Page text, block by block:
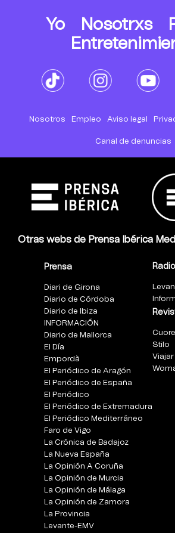
Yo Nosotrxs
Nosotros Empleo Aviso legal
Canal de denuncias
Otras webs de Prensa Ibérica
Prensa
Diari de Girona
Diario de Córdoba
Diario de Ibiza
INFORMACIÓN
Diario de Mallorca
El Día
Empordà
El Periódico de Aragón
El Periódico de España
El Periódico
El Periódico de Extremadura
El Periódico Mediterráneo
Faro de Vigo
La Crónica de Badajoz
La Nueva España
La Opinión A Coruña
La Opinión de Murcia
La Opinión de Málaga
La Opinión de Zamora
La Provincia
Levante-EMV
Cuore
Stilo
Viajar